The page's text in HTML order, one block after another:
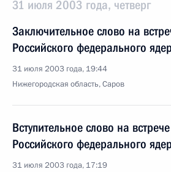
31 июля 2003 года, четверг
Заключительное слово на
Российского федерального
31 июля 2003 года, 19:44
Нижегородская область, Саров
Вступительное слово на
Российского федерального
31 июля 2003 года, 17:19